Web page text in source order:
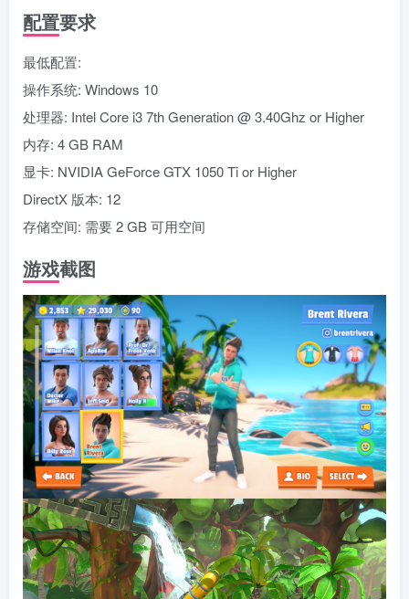
配置要求
最低配置:
操作系统: Windows 10
处理器: Intel Core i3 7th Generation @ 3.40Ghz or Higher
内存: 4 GB RAM
显卡: NVIDIA GeForce GTX 1050 Ti or Higher
DirectX 版本: 12
存储空间: 需要 2 GB 可用空间
游戏截图